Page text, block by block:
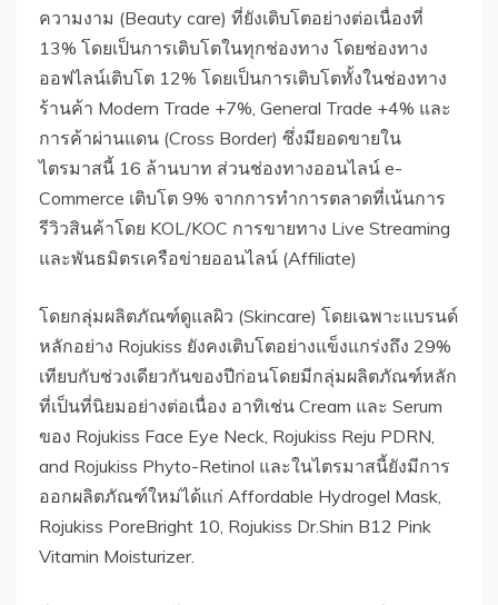
ความงาม (Beauty care) ที่ยังเติบโตอย่างต่อเนื่องที่
13% โดยเป็นการเติบโตในทุกช่องทาง โดยช่องทาง
ออฟไลน์เติบโต 12% โดยเป็นการเติบโตทั้งในช่องทาง
ร้านค้า Modern Trade +7%, General Trade +4% และ
การค้าผ่านแดน (Cross Border) ซึ่งมียอดขายใน
ไตรมาสนี้ 16 ล้านบาท ส่วนช่องทางออนไลน์ e-
Commerce เติบโต 9% จากการทำการตลาดที่เน้นการ
รีวิวสินค้าโดย KOL/KOC การขายทาง Live Streaming
และพันธมิตรเครือข่ายออนไลน์ (Affiliate)
โดยกลุ่มผลิตภัณฑ์ดูแลผิว (Skincare) โดยเฉพาะแบรนด์
หลักอย่าง Rojukiss ยังคงเติบโตอย่างแข็งแกร่งถึง 29%
เทียบกับช่วงเดียวกันของปีก่อนโดยมีกลุ่มผลิตภัณฑ์หลัก
ที่เป็นที่นิยมอย่างต่อเนื่อง อาทิเช่น Cream และ Serum
ของ Rojukiss Face Eye Neck, Rojukiss Reju PDRN,
and Rojukiss Phyto-Retinol และในไตรมาสนี้ยังมีการ
ออกผลิตภัณฑ์ใหม่ได้แก่ Affordable Hydrogel Mask,
Rojukiss PoreBright 10, Rojukiss Dr.Shin B12 Pink
Vitamin Moisturizer.